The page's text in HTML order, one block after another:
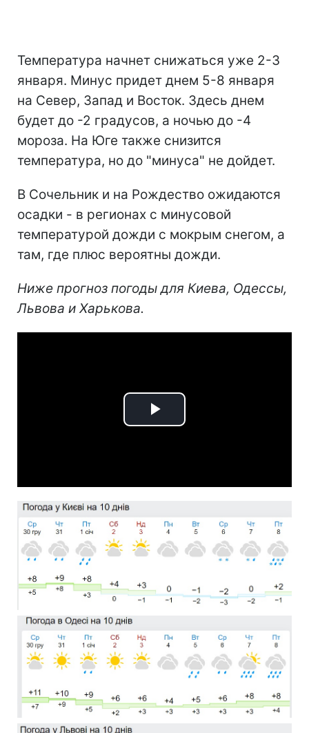
Температура начнет снижаться уже 2-3
января. Минус придет днем 5-8 января
на Север, Запад и Восток. Здесь днем
будет до -2 градусов, а ночью до -4
мороза. На Юге также снизится
температура, но до "минуса" не дойдет.
В Сочельник и на Рождество ожидаются
осадки - в регионах с минусовой
температурой дожди с мокрым снегом, а
там, где плюс вероятны дожди.
Ниже прогноз погоды для Киева, Одессы,
Львова и Харькова.
Play